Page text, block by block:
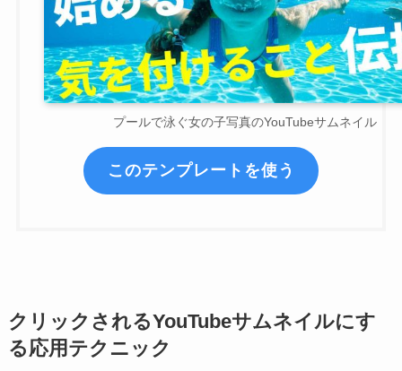
プールで泳ぐ女の子写真のYouTubeサムネイル
このテンプレートを使う
クリックされるYouTubeサムネイルにす
る応用テクニック